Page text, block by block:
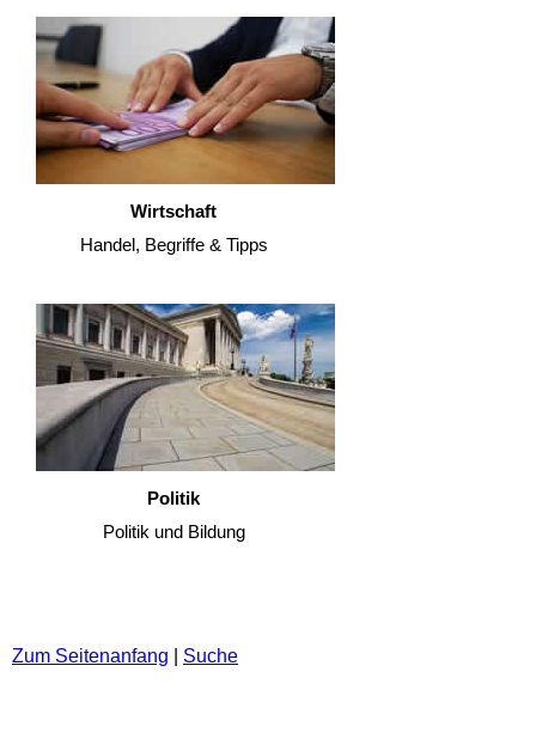
Wirtschaft
Handel, Begriffe & Tipps
Politik
Politik und Bildung
Zum Seitenanfang Suche